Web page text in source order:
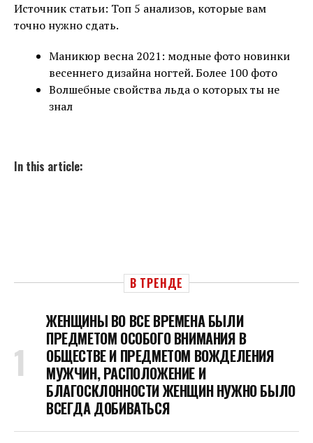
Источник статьи: Топ 5 анализов, которые вам
точно нужно сдать.
Маникюр весна 2021: модные фото новинки
весеннего дизайна ногтей. Более 100 фото
Волшебные свойства льда о которых ты не
знал
In this article:
В ТРЕНДЕ
ЖЕНЩИНЫ ВО ВСЕ ВРЕМЕНА БЫЛИ
ПРЕДМЕТОМ ОСОБОГО ВНИМАНИЯ В
ОБЩЕСТВЕ И ПРЕДМЕТОМ ВОЖДЕЛЕНИЯ
МУЖЧИН, РАСПОЛОЖЕНИЕ И
БЛАГОСКЛОННОСТИ ЖЕНЩИН НУЖНО БЫЛО
ВСЕГДА ДОБИВАТЬСЯ